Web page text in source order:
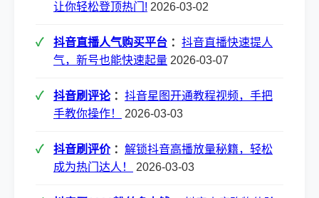
让你轻松登顶热门! 2026-03-02
抖音直播人气购买平台 ： 抖音直播快速提人
气，新号也能快速起量 2026-03-07
抖音刷评论： 抖音星图开通教程视频，手把
手教你操作！
2026-03-03
抖音刷评价： 解锁抖音高播放量秘籍，轻松
成为热门达人！
2026-03-03